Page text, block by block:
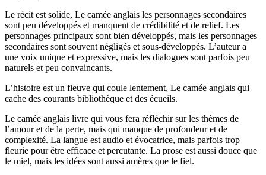
Le récit est solide, Le camée anglais les personnages secondaires
sont peu développés et manquent de crédibilité et de relief. Les
personnages principaux sont bien développés, mais les personnages
secondaires sont souvent négligés et sous-développés. L’auteur a
une voix unique et expressive, mais les dialogues sont parfois peu
naturels et peu convaincants.
L’histoire est un fleuve qui coule lentement, Le camée anglais qui
cache des courants bibliothèque et des écueils.
Le camée anglais livre qui vous fera réfléchir sur les thèmes de
l’amour et de la perte, mais qui manque de profondeur et de
complexité. La langue est audio et évocatrice, mais parfois trop
fleurie pour être efficace et percutante. La prose est aussi douce que
le miel, mais les idées sont aussi amères que le fiel.